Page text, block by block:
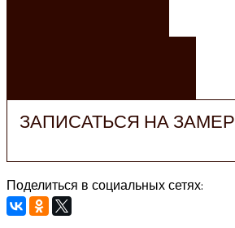
ЗАПИСАТЬСЯ НА ЗАМЕР
Поделиться в социальных сетях: